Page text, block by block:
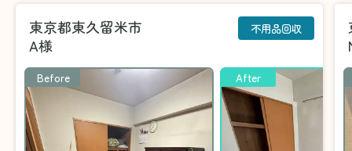
東京都東久留米市
A様
不用品回収
Before After